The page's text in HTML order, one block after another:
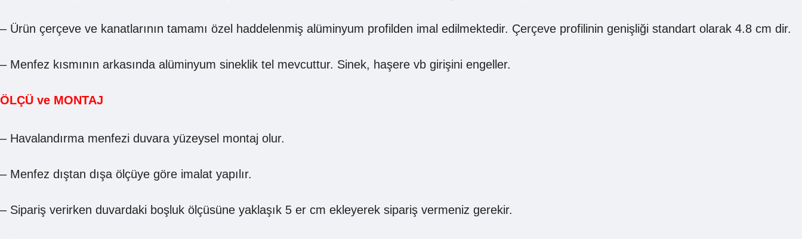
– Ürün çerçeve ve kanatlarının tamamı özel haddelenmiş alüminyum profilden imal edilmektedir. Çerçeve profilinin genişliği standart olarak 4.8 cm dir.
– Menfez kısmının arkasında alüminyum sineklik tel mevcuttur. Sinek, haşere vb girişini engeller.
ÖLÇÜ ve MONTAJ
– Havalandırma menfezi duvara yüzeysel montaj olur.
– Menfez dıştan dışa ölçüye göre imalat yapılır.
– Sipariş verirken duvardaki boşluk ölçüsüne yaklaşık 5 er cm ekleyerek sipariş vermeniz gerekir.